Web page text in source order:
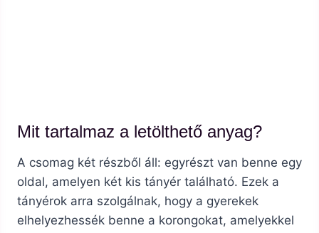
Mit tartalmaz a letölthető anyag?
A csomag két részből áll: egyrészt van benne egy
oldal, amelyen két kis tányér található. Ezek a
tányérok arra szolgálnak, hogy a gyerekek
elhelyezhessék benne a korongokat, amelyekkel